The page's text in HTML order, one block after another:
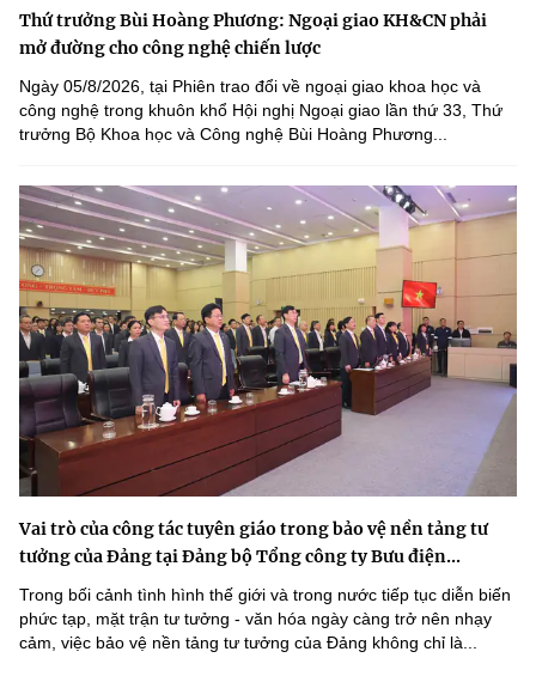
Thứ trưởng Bùi Hoàng Phương: Ngoại giao KH&CN phải
mở đường cho công nghệ chiến lược
Ngày 05/8/2026, tại Phiên trao đổi về ngoại giao khoa học và
công nghệ trong khuôn khổ Hội nghị Ngoại giao lần thứ 33, Thứ
trưởng Bộ Khoa học và Công nghệ Bùi Hoàng Phương...
Vai trò của công tác tuyên giáo trong bảo vệ nền tảng tư
tưởng của Đảng tại Đảng bộ Tổng công ty Bưu điện...
Trong bối cảnh tình hình thế giới và trong nước tiếp tục diễn biến
phức tạp, mặt trận tư tưởng - văn hóa ngày càng trở nên nhạy
cảm, việc bảo vệ nền tảng tư tưởng của Đảng không chỉ là...